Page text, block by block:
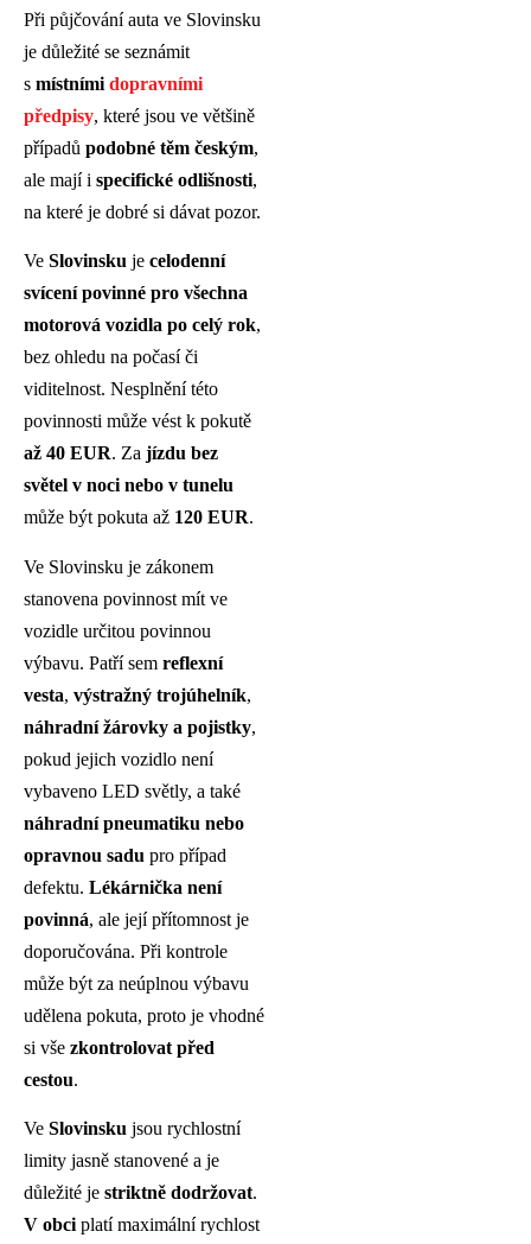
Při půjčování auta ve Slovinsku
je důležité se seznámit
s místními dopravními
předpisy, které jsou ve většině
případů podobné těm českým,
ale mají i specifické odlišnosti,
na které je dobré si dávat pozor.
Ve Slovinsku je celodenní
svícení povinné pro všechna
motorová vozidla po celý rok,
bez ohledu na počasí či
viditelnost. Nesplnění této
povinnosti může vést k pokutě
až 40 EUR. Za jízdu bez
světel v noci nebo v tunelu
může být pokuta až 120 EUR.
Ve Slovinsku je zákonem
stanovena povinnost mít ve
vozidle určitou povinnou
výbavu. Patří sem reflexní
vesta, výstražný trojúhelník,
náhradní žárovky a pojistky,
pokud jejich vozidlo není
vybaveno LED světly, a také
náhradní pneumatiku nebo
opravnou sadu pro případ
defektu. Lékárnička není
povinná, ale její přítomnost je
doporučována. Při kontrole
může být za neúplnou výbavu
udělena pokuta, proto je vhodné
si vše zkontrolovat před
cestou.
Ve Slovinsku jsou rychlostní
limity jasně stanovené a je
důležité je striktně dodržovat.
V obci platí maximální rychlost